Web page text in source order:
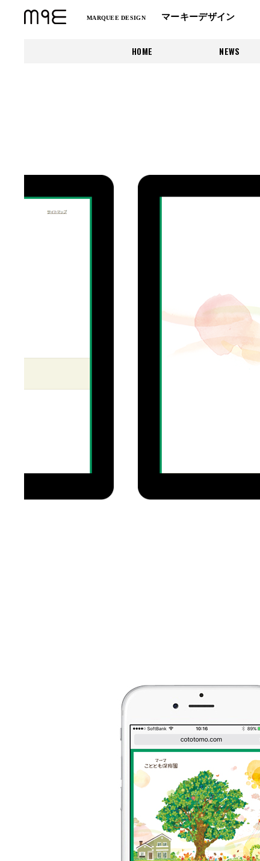
MARQUEE DESIGN マーキーデザイン
HOME NEWS